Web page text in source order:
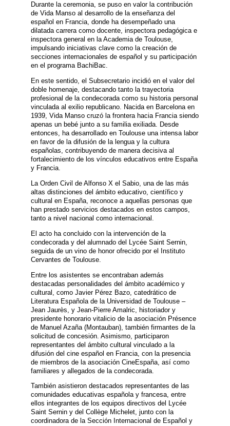
Durante la ceremonia, se puso en valor la contribución
de Vida Manso al desarrollo de la enseñanza del
español en Francia, donde ha desempeñado una
dilatada carrera como docente, inspectora pedagógica e
inspectora general en la Academia de Toulouse,
impulsando iniciativas clave como la creación de
secciones internacionales de español y su participación
en el programa BachiBac.
En este sentido, el Subsecretario incidió en el valor del
doble homenaje, destacando tanto la trayectoria
profesional de la condecorada como su historia personal
vinculada al exilio republicano. Nacida en Barcelona en
1939, Vida Manso cruzó la frontera hacia Francia siendo
apenas un bebé junto a su familia exiliada. Desde
entonces, ha desarrollado en Toulouse una intensa labor
en favor de la difusión de la lengua y la cultura
españolas, contribuyendo de manera decisiva al
fortalecimiento de los vínculos educativos entre España
y Francia.
La Orden Civil de Alfonso X el Sabio, una de las más
altas distinciones del ámbito educativo, científico y
cultural en España, reconoce a aquellas personas que
han prestado servicios destacados en estos campos,
tanto a nivel nacional como internacional.
El acto ha concluido con la intervención de la
condecorada y del alumnado del Lycée Saint Sernin,
seguida de un vino de honor ofrecido por el Instituto
Cervantes de Toulouse.
Entre los asistentes se encontraban además
destacadas personalidades del ámbito académico y
cultural, como Javier Pérez Bazo, catedrático de
Literatura Española de la Universidad de Toulouse –
Jean Jaurès, y Jean-Pierre Amalric, historiador y
presidente honorario vitalicio de la asociación Présence
de Manuel Azaña (Montauban), también firmantes de la
solicitud de concesión. Asimismo, participaron
representantes del ámbito cultural vinculado a la
difusión del cine español en Francia, con la presencia
de miembros de la asociación CineEspaña, así como
familiares y allegados de la condecorada.
También asistieron destacados representantes de las
comunidades educativas española y francesa, entre
ellos integrantes de los equipos directivos del Lycée
Saint Sernin y del Collège Michelet, junto con la
coordinadora de la Sección Internacional de Español y